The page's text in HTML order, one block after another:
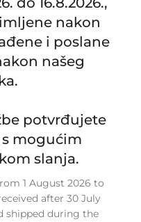
nakon
i poslane
našeg
potvrđujete
mogućim
slanja.
1 August 2026 to
after 30 July
shipped during the